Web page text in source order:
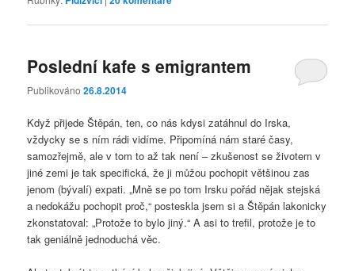
Poslední kafe s emigrantem
Publikováno26.8.2014
Když přijede Štěpán, ten, co nás kdysi zatáhnul do Irska,
vždycky se s ním rádi vidíme. Připomíná nám staré časy,
samozřejmě, ale v tom to až tak není – zkušenost se životem v
jiné zemi je tak specifická, že ji můžou pochopit většinou zas
jenom (bývalí) expati. „Mně se po tom Irsku pořád nějak stejská
a nedokážu pochopit proč,“ posteskla jsem si a Štěpán lakonicky
zkonstatoval: „Protože to bylo jiný.“ A asi to trefil, protože je to
tak geniálně jednoduchá věc.